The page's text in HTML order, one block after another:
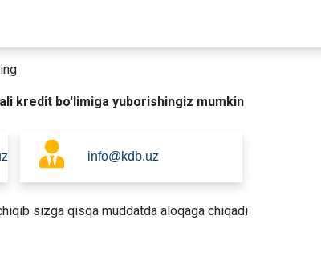
kredit bo'limiga yuborishingiz mumkin
info@kdb.uz
sizga qisqa muddatda aloqaga chiqadi